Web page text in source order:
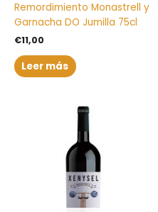
Remordimiento Monastrell y
Garnacha DO Jumilla 75cl
€11,00
Leer más